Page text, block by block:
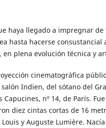
haya llegado a impregnar
hasta hacerse consustancial
en plena evolución técnica y
cinematográfica
Indien, del sótano del
Capucines, nº 14, de París.
diez cintas cortas de 16
y Auguste Lumière.